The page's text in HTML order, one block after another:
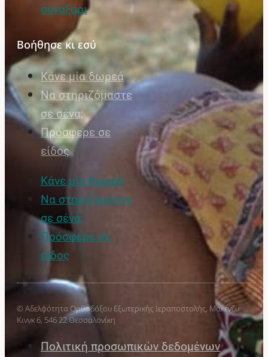
συναξάρι
Βοήθησε κι εσύ
Κάνε μία δωρεά
Να στηριζόμαστε
σε σένα;
Πρόσφερε σε
είδος
Κάνε μία δωρεά
Να στηριζόμαστε
σε σένα;
Πρόσφερε σε
είδος
© Αδελφότητα Ορθοδόξου Εξωτερικής Ιεραποστολής, Μακένζυ
Κινγκ 6, 546 22 Θεσσαλονίκη
Πολιτική προσωπικών δεδομένων